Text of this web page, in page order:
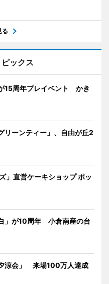
る
ックス
15周年プレイベント かき
リーンティー」、自由が丘2
」直営ケーキショップ ポッ
」が10周年 小倉南産の台
涼会」 来場100万人達成